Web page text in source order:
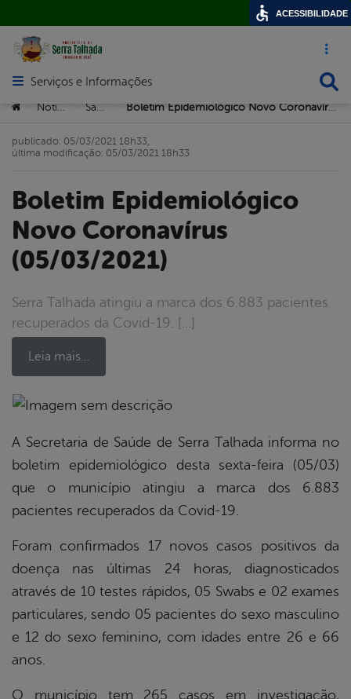
Acesso
Abrir menu principal de navegação
Serviços e Informações
Você está aqui:
> Notícias > >
Boletim Epidemiológico
Novo Coronavírus
(05/03/2021)
Serra Talhada atingiu a marca dos 6.883 pacientes
recuperados da Covid-19. […]
Leia mais…
publicado: 05/03/2021 18h33,
última modificação: 05/03/2021 18h33
A Secretaria de Saúde de Serra Talhada informa no
boletim epidemiológico desta sexta-feira (05/03)
que o município atingiu a marca dos 6.883
pacientes recuperados da Covid-19.
Foram confirmados 17 novos casos positivos da
doença nas últimas 24 horas, diagnosticados
através de 10 testes rápidos, 05 Swabs e 02 exames
particulares, sendo 05 pacientes do sexo masculino
e 12 do sexo feminino, com idades entre 26 e 66
anos.
O município tem 265 casos em investigação,
ACESSIBILIDADE